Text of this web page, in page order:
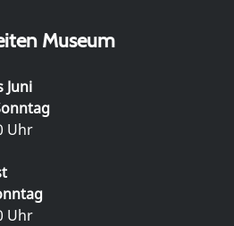
Museum
Juni
Uhr
Uhr